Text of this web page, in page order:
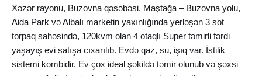
Xəzər rayonu, Buzovna qəsəbəsi, Maştağa – Buzovna yolu,
Aida Park və Albalı marketin yaxınlığında yerləşən 3 sot
torpaq sahəsində, 120kvm olan 4 otaqlı Super təmirli fərdi
yaşayış evi satışa cıxarılıb. Evdə qaz, su, işıq var. İstilik
sistemi kombidir. Ev çox ideal şəkildə təmir olunub və şəxsi